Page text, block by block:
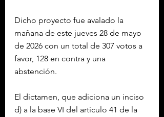
Dicho proyecto fue avalado la
mañana de este jueves 28 de mayo
de 2026 con un total de 307 votos a
favor, 128 en contra y una
abstención.
El dictamen, que adiciona un inciso
d) a la base VI del artículo 41 de la